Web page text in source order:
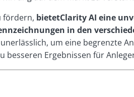
fördern, bietetClarity AI eine
in den
um eine begrenzte
besseren Ergebnissen für